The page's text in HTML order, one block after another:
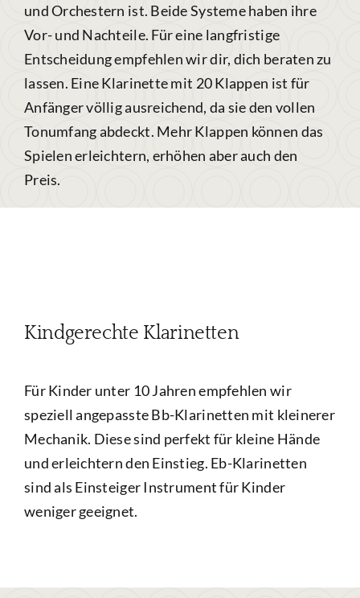
und Orchestern ist. Beide Systeme haben ihre
Vor- und Nachteile. Für eine langfristige
Entscheidung empfehlen wir dir, dich beraten zu
lassen. Eine Klarinette mit 20 Klappen ist für
Anfänger völlig ausreichend, da sie den vollen
Tonumfang abdeckt. Mehr Klappen können das
Spielen erleichtern, erhöhen aber auch den
Preis.
Kindgerechte Klarinetten
Für Kinder unter 10 Jahren empfehlen wir
speziell angepasste Bb-Klarinetten mit kleinerer
Mechanik. Diese sind perfekt für kleine Hände
und erleichtern den Einstieg. Eb-Klarinetten
sind als Einsteiger Instrument für Kinder
weniger geeignet.